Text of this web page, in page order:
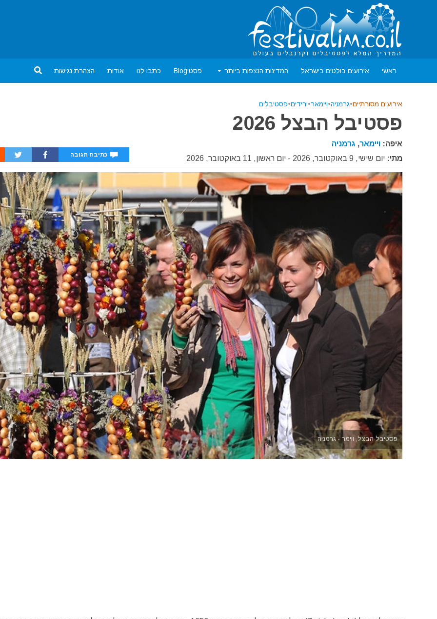
ראשי אירועים בולטים בישראל המדינות הנצפות ביותר פסטיBlog כתבו לנו אודות הצהרת נגישות
אירועים מסורתיים•גרמניה•ויימאר•ירידים•פסטיבלים
פסטיבל הבצל 2026
איפה: ויימאר, גרמניה
מתי: יום שישי, 9 באוקטובר, 2026 - יום ראשון, 11 באוקטובר, 2026 כתיבת תגובה
פסטיבל הבצל, ווימר - גרמניה